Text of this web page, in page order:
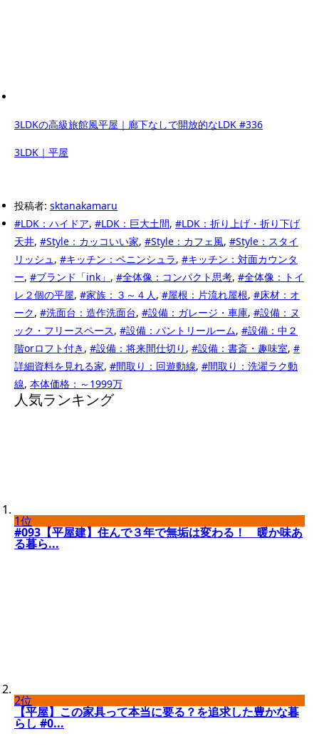
3LDKの高級旅館風平屋｜廊下なしで開放的なLDK #336
3LDK｜平屋
投稿者: sktanakamaru
#LDK：ハイドア, #LDK：巨大土間, #LDK：折り上げ・折り下げ
天井, #Style：カッコいい家, #Style：カフェ風, #Style：スタイ
リッシュ, #キッチン：ペニンシュラ, #キッチン：対面カウンタ
ー, #ブランド「ink」 , #全体像：コンパクト思考, #全体像：トイ
レ２個の平屋, #家族：３～４人, #屋根：片流れ屋根, #床材：オ
ーク, #洗面台：造作洗面台, #設備：ガレージ・車庫, #設備：ヌ
ック・フリースペース, #設備：パントリールーム, #設備：中２
階orロフト付き , #設備：将来間仕切り , #設備：書斎・趣味室, #
詳細資料を見れる家, #間取り：回遊動線, #間取り：洗濯ラク動
線, 本体価格：～1999万
人気ランキング
1位
#093【平屋建】住んで３年で無垢は変わる！ 暖か味あ
る暮ら...
2位
【平屋】この家具って本当に要る？を追求した豊かな暮
らし #0...